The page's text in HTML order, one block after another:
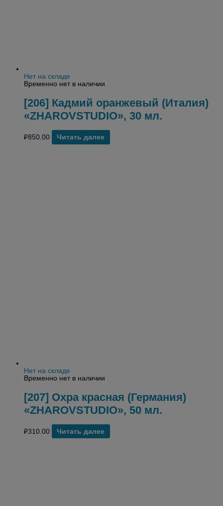
Нет на складе
Временно нет в наличии
[206] Кадмий оранжевый (Италия)
«ZHAROVSTUDIO», 30 мл.
₽850.00 Читать далее
Нет на складе
Временно нет в наличии
[207] Охра красная (Германия)
«ZHAROVSTUDIO», 50 мл.
₽310.00 Читать далее